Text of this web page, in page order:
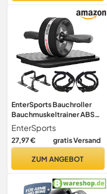
EnterSports Bauchroller
Bauchmuskeltrainer ABS
Roller, 6-in-1 Bauchtrainer
mit Fitnessband,
Liegestütze, Kniematte für
Bauchmuskel Roller, Gut für
EnterSports
27,97 € gratis Versand
ZUM ANGEBOT